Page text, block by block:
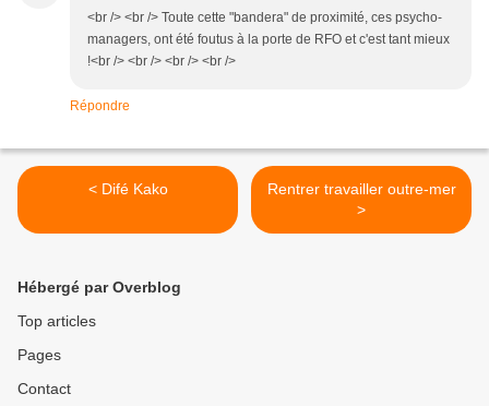
<br /> <br /> Toute cette "bandera" de proximité, ces psycho-
managers, ont été foutus à la porte de RFO et c'est tant mieux
!<br /> <br /> <br /> <br />
Répondre
< Difé Kako
Rentrer travailler outre-mer
>
Hébergé par Overblog
Top articles
Pages
Contact